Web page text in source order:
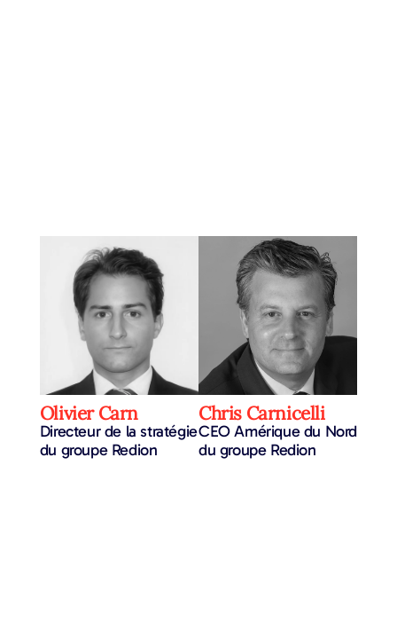
Olivier Carn
Directeur de la stratégie
du groupe Redion
Chris Carnicelli
CEO Amérique du Nord
du groupe Redion